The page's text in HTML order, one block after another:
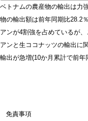
ベトナムの農産物の輸出は力
物の輸出額は前年同期比28.2
アンが4割強を占めているが
アンと生ココナッツの輸出に
輸出が急増(10か月累計で前年
免責事項